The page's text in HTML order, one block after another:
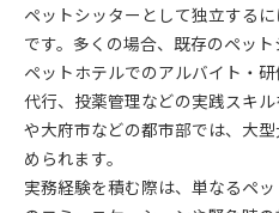
ペットシッターとして独立する
です。多くの場合、既存のペット
ペットホテルでのアルバイト・
代行、投薬管理などの実践スキ
や大府市などの都市部では、大
められます。
実務経験を積む際は、単なるペ